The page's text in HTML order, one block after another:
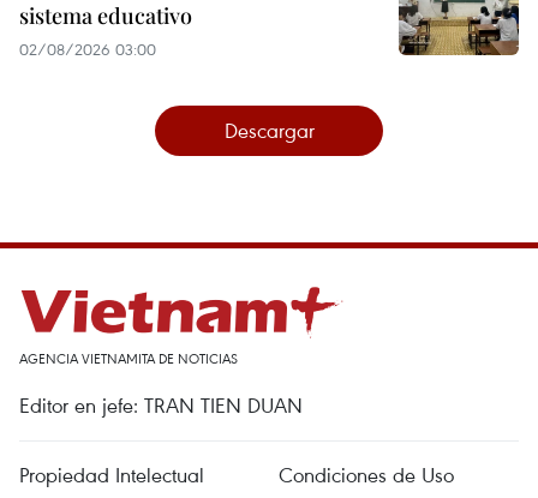
sistema educativo
02/08/2026 03:00
Descargar
AGENCIA VIETNAMITA DE NOTICIAS
Editor en jefe: TRAN TIEN DUAN
Propiedad Intelectual
Condiciones de Uso